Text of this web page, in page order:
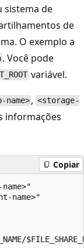
sistema de
de
O exemplo a
. Você pode
variável.
, <storage-
informações
Copiar
name>"
name>"